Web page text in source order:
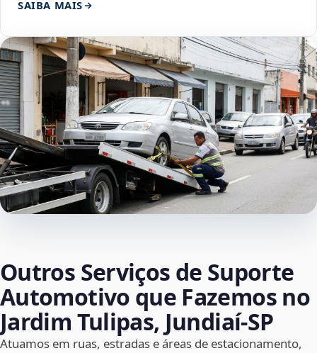
SAIBA MAIS
Outros Serviços de Suporte
Automotivo que Fazemos no
Jardim Tulipas, Jundiaí‑SP
Atuamos em ruas, estradas e áreas de estacionamento,